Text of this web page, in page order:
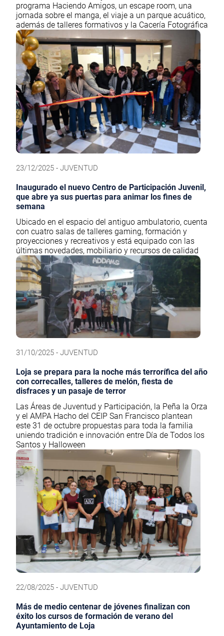
programa Haciendo Amigos, un escape room, una
jornada sobre el manga, el viaje a un parque acuático,
además de talleres formativos y la Cacería Fotográfica
23/12/2025 - JUVENTUD
Inaugurado el nuevo Centro de Participación Juvenil,
que abre ya sus puertas para animar los fines de
semana
Ubicado en el espacio del antiguo ambulatorio, cuenta
con cuatro salas de talleres gaming, formación y
proyecciones y recreativos y está equipado con las
últimas novedades, mobiliario y recursos de calidad
31/10/2025 - JUVENTUD
Loja se prepara para la noche más terrorífica del año
con correcalles, talleres de melón, fiesta de
disfraces y un pasaje de terror
Las Áreas de Juventud y Participación, la Peña la Orza
y el AMPA Hacho del CEIP San Francisco plantean
este 31 de octubre propuestas para toda la familia
uniendo tradición e innovación entre Día de Todos los
Santos y Halloween
22/08/2025 - JUVENTUD
Más de medio centenar de jóvenes finalizan con
éxito los cursos de formación de verano del
Ayuntamiento de Loja